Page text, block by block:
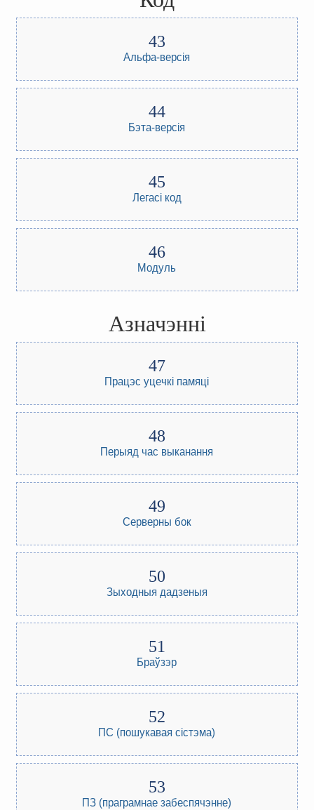
Альфа-версія
Бэта-версія
Легасі код
Модуль
Азначэнні
Працэс уцечкі памяці
Перыяд час выканання
Серверны бок
Зыходныя дадзеныя
Браўзэр
ПС (пошукавая сістэма)
ПЗ (праграмнае забеспячэнне)